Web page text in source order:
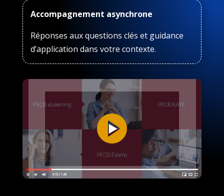
Accompagnement asynchrone
Réponses aux questions clés et guidance
d’application dans votre contexte.